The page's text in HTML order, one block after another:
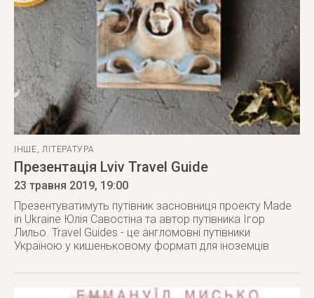
ІНШЕ,ЛІТЕРАТУРА
Презентація Lviv Travel Guide
23 травня 2019, 19:00
Презентуватимуть путівник засновниця проекту Made
in Ukraine Юлія Савостіна та автор путівника Ігор
Лильо. Travel Guides - це англомовні путівники
Україною у кишеньковому форматі для іноземців